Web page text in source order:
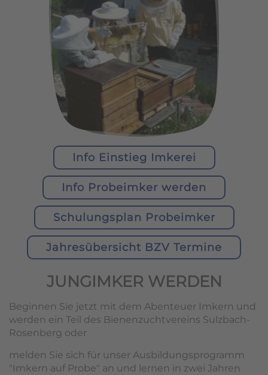
Info Einstieg Imkerei
Info Probeimker werden
Schulungsplan Probeimker
Jahresübersicht BZV Termine
JUNGIMKER WERDEN
Beginnen Sie jetzt mit dem Abenteuer Imkern und
werden ein Teil des Bienenzuchtvereins Sulzbach-
Rosenberg oder
melden Sie sich für unser Ausbildungsprogramm
"Imkern auf Probe" an und lernen in zwei Jahren